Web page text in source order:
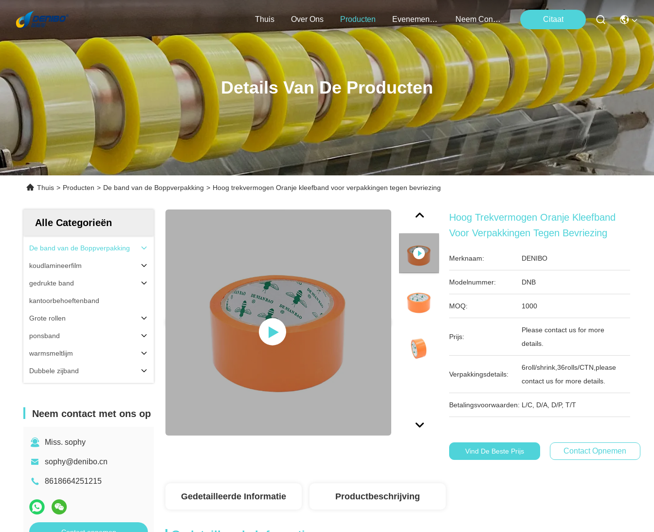
Thuis Over Ons Producten Evenementen Neem Contact Met Ons Op Citaat
Details Van De Producten
Thuis > Producten > De band van de Boppverpakking > Hoog trekvermogen Oranje kleefband voor verpakkingen tegen bevriezing
Alle Categorieën
De band van de Boppverpakking
koudlamineerfilm
gedrukte band
kantoorbehoeftenband
Grote rollen
ponsband
warmsmeltlijm
Dubbele zijband
Neem contact met ons op
Miss. sophy
sophy@denibo.cn
8618664251215
Hoog Trekvermogen Oranje Kleefband
Voor Verpakkingen Tegen Bevriezing
Merknaam: DENIBO
Modelnummer: DNB
MOQ: 1000
Prijs:
Please contact us for more
details.
Verpakkingsdetails:
6roll/shrink,36rolls/CTN,please
contact us for more details.
Betalingsvoorwaarden: L/C, D/A, D/P, T/T
Vind De Beste Prijs Contact Opnemen
Gedetailleerde Informatie Productbeschrijving